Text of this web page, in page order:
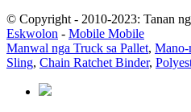
© Copyright - 2010-2023: Tanan
Eskwolon - Mobile Mobile
Manwal nga Truck sa Pallet, Mano-
Sling, Chain Ratchet Binder,